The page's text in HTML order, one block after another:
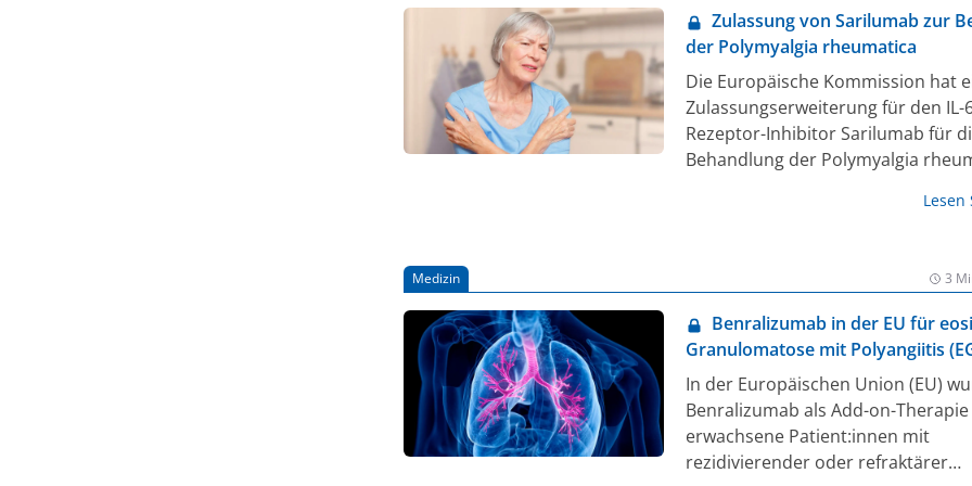
placebokontrollierte Phase-III-
Wirksamkeit und Sicherheit von
bei Kindern mit EoE im Alter von
11 Jahren untersuchte (1).
Zulassung von Sarilumab zur
der Polymyalgia rheumatica
Die Europäische Kommission hat
Zulassungserweiterung für den IL-
Rezeptor-Inhibitor Sarilumab für
Behandlung der Polymyalgia
Antikörper ist bereits zur
der Zulassungserweiterung ist
nun auch indiziert zur Behandlung
bei erwachsenen Patient:innen,
Corticosteroide unzureichend
haben oder bei denen ein Rezidiv
des Ausschleichens der
auftritt (1).
Lesen
Medizin 3
Benralizumab in der EU für
Granulomatose mit Polyangiitis
zugelassen
In der Europäischen Union (EU)
Benralizumab als Add-on-
erwachsene Patient:innen mit
rezidivierender oder refraktärer